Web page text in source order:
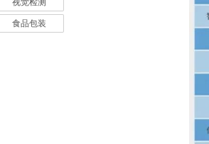
食品包装